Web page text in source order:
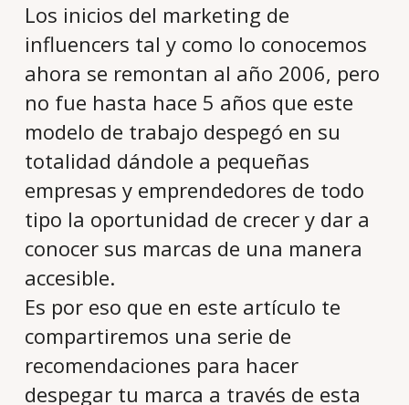
Los inicios del marketing de
influencers tal y como lo conocemos
ahora se remontan al año 2006, pero
no fue hasta hace 5 años que este
modelo de trabajo despegó en su
totalidad dándole a pequeñas
empresas y emprendedores de todo
tipo la oportunidad de crecer y dar a
conocer sus marcas de una manera
accesible.
Es por eso que en este artículo te
compartiremos una serie de
recomendaciones para hacer
despegar tu marca a través de esta